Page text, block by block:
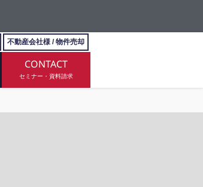
不動産会社様 / 物件売却
CONTACT
セミナー・資料請求